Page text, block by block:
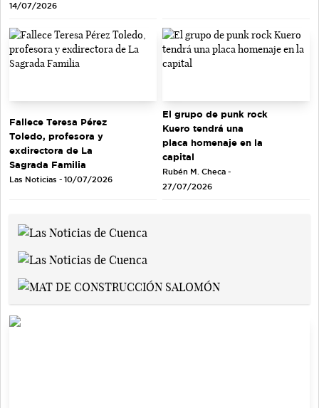
14/07/2026
Fallece Teresa Pérez
Toledo, profesora y
exdirectora de La
Sagrada Familia
Las Noticias - 10/07/2026
El grupo de punk rock
Kuero tendrá una
placa homenaje en la
capital
Rubén M. Checa -
27/07/2026